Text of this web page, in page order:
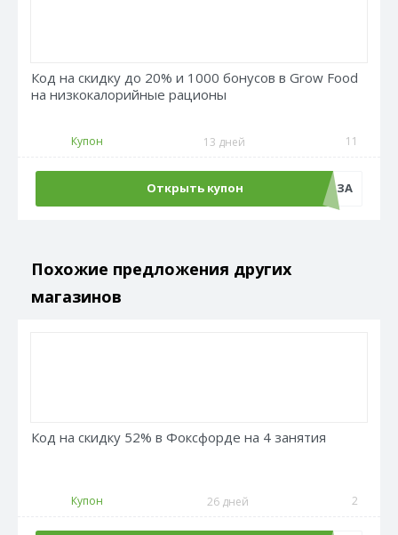
Код на скидку до 20% и 1000 бонусов в Grow Food
на низкокалорийные рационы
Купон 13 дней 11
Открыть купон БЕЗОТКАЗА
Похожие предложения других
магазинов
Код на скидку 52% в Фоксфорде на 4 занятия
Купон 26 дней 2